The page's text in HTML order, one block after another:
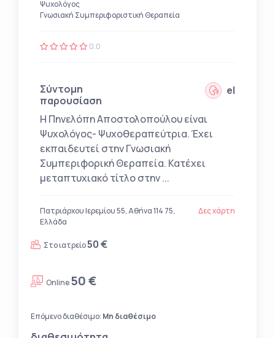
Ψυχολόγος
Γνωσιακή Συμπεριφοριστική Θεραπεία
0.0
Σύντομη
παρουσίαση
el
Η Πηνελόπη Αποστολοπούλου είναι
Ψυχολόγος- Ψυχοθεραπεύτρια. Έχει
εκπαιδευτεί στην Γνωσιακή
Συμπεριφορική Θεραπεία. Κατέχει
μεταπτυχιακό τίτλο στην ...
Πατριάρχου Ιερεμίου 55, Αθήνα 114 75,
Ελλάδα
Δες χάρτη
Επόμενο διαθέσιμο: Μη διαθέσιμο
Online50 €
Στο ιατρείο50 €